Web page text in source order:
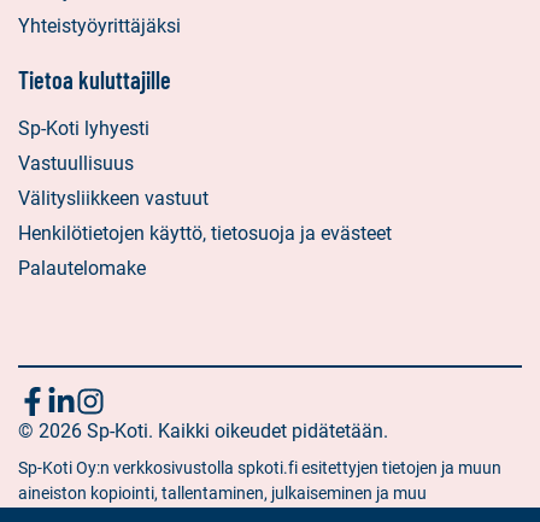
Yhteistyöyrittäjäksi
Tietoa kuluttajille
Sp-Koti lyhyesti
Vastuullisuus
Välitysliikkeen vastuut
Henkilötietojen käyttö, tietosuoja ja evästeet
Palautelomake
Seuraa
meitä
Sosiaalinen
media:
facebook
Sosiaalinen
media:
linkedin
Sosiaalinen
media:
instagram
© 2026 Sp-Koti. Kaikki oikeudet pidätetään.
Sp-Koti Oy:n verkkosivustolla spkoti.fi esitettyjen tietojen ja muun
aineiston kopiointi, tallentaminen, julkaiseminen ja muu